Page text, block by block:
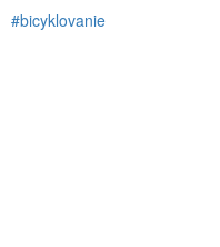
#bicyklovanie